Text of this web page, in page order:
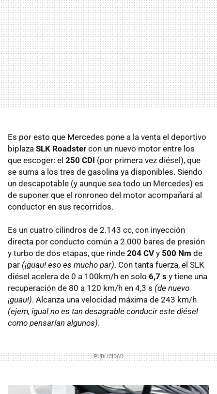
Es por esto que Mercedes pone a la venta el deportivo
biplaza SLK Roadster con un nuevo motor entre los
que escoger: el 250 CDI (por primera vez diésel), que
se suma a los tres de gasolina ya disponibles. Siendo
un descapotable (y aunque sea todo un Mercedes) es
de suponer que el ronroneo del motor acompañará al
conductor en sus recorridos.
Es un cuatro cilindros de 2.143 cc, con inyección
directa por conducto común a 2.000 bares de presión
y turbo de dos etapas, que rinde 204 CV y 500 Nm de
par (¡guau! eso es mucho par). Con tanta fuerza, el SLK
diésel acelera de 0 a 100km/h en solo 6,7 s y tiene una
recuperación de 80 a 120 km/h en 4,3 s (de nuevo
¡guau!). Alcanza una velocidad máxima de 243 km/h
(ejem, igual no es tan desagrable conducir este diésel
como pensarían algunos).